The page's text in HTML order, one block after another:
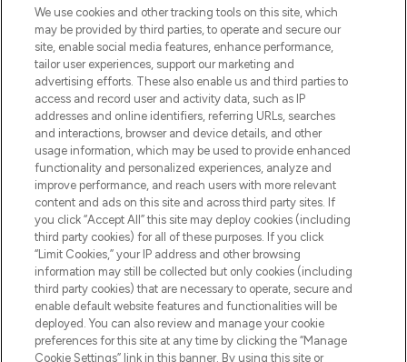
proposant les meilleurs produits de soins
de la peau, des cheveux et de maquillage
de plus de 200 marques prestigieuses.
Faites vos achats en ligne ou via
l’application, avec la livraison offerte dès
55€ d'achat.
Consentement aux cookies
Do Not Sell or Share My Personal
Information
AIDE ET INFORMATIONS
INFORMATIONS GÉNÉRALES
À PROPOS DE LOOKFANTASTIC
We use cookies and other tracking tools on this site, which
may be provided by third parties, to operate and secure our
site, enable social media features, enhance performance,
tailor user experiences, support our marketing and
advertising efforts. These also enable us and third parties to
access and record user and activity data, such as IP
addresses and online identifiers, referring URLs, searches
and interactions, browser and device details, and other
usage information, which may be used to provide enhanced
functionality and personalized experiences, analyze and
improve performance, and reach users with more relevant
content and ads on this site and across third party sites. If
you click “Accept All” this site may deploy cookies (including
third party cookies) for all of these purposes. If you click
“Limit Cookies,” your IP address and other browsing
information may still be collected but only cookies (including
third party cookies) that are necessary to operate, secure and
enable default website features and functionalities will be
deployed. You can also review and manage your cookie
preferences for this site at any time by clicking the “Manage
Cookie Settings” link in this banner. By using this site or